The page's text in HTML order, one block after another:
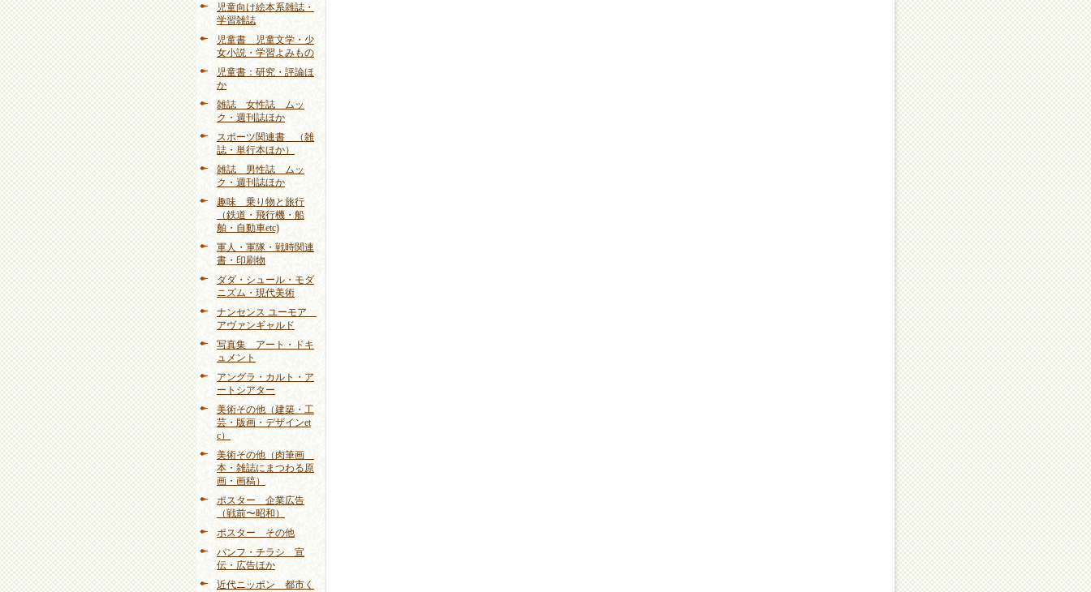
児童向け絵本系雑誌・
学習雑誌
児童書 児童文学・少
女小説・学習よみもの
児童書：研究・評論ほ
か
雑誌 女性誌 ムッ
ク・週刊誌ほか
スポーツ関連書 （雑
誌・単行本ほか）
雑誌 男性誌 ムッ
ク・週刊誌ほか
趣味 乗り物と旅行
（鉄道・飛行機・船
舶・自動車etc)
軍人・軍隊・戦時関連
書・印刷物
ダダ・シュール・モダ
ニズム・現代美術
ナンセンス ユーモア
アヴァンギャルド
写真集 アート・ドキ
ュメント
アングラ・カルト・ア
ートシアター
美術その他（建築・工
芸・版画・デザインet
c）
美術その他（肉筆画
本・雑誌にまつわる原
画・画稿）
ポスター 企業広告
（戦前〜昭和）
ポスター その他
パンフ・チラシ 宣
伝・広告ほか
近代ニッポン 都市く